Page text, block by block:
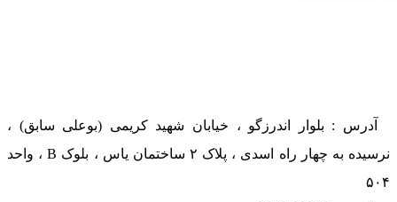
آدرس : بلوار اندرزگو ، خیابان شهید کریمی (بوعلی سابق) ،
نرسیده به چهار راه اسدی ، پلاک ۲ ساختمان یاس ، بلوک B ، واحد
۵۰۴